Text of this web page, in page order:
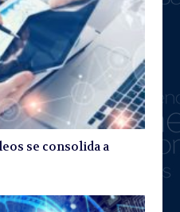
se consolida a